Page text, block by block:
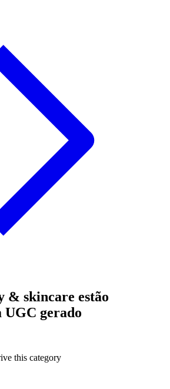
& skincare estão
gerado
this category